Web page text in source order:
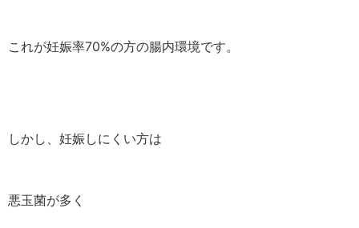
これが妊娠率70%の方の腸内環境です。
しかし、妊娠しにくい方は
悪玉菌が多く